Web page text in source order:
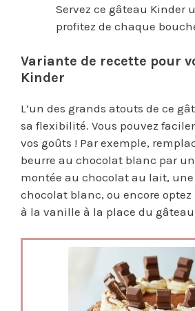
Servez ce gâteau Kinder
profitez de chaque
Variante de recette pour
Kinder
L’un des grands atouts de ce
sa flexibilité. Vous pouvez
vos goûts ! Par exemple,
beurre au chocolat blanc par
montée au chocolat au lait,
chocolat blanc, ou encore
à la vanille à la place du